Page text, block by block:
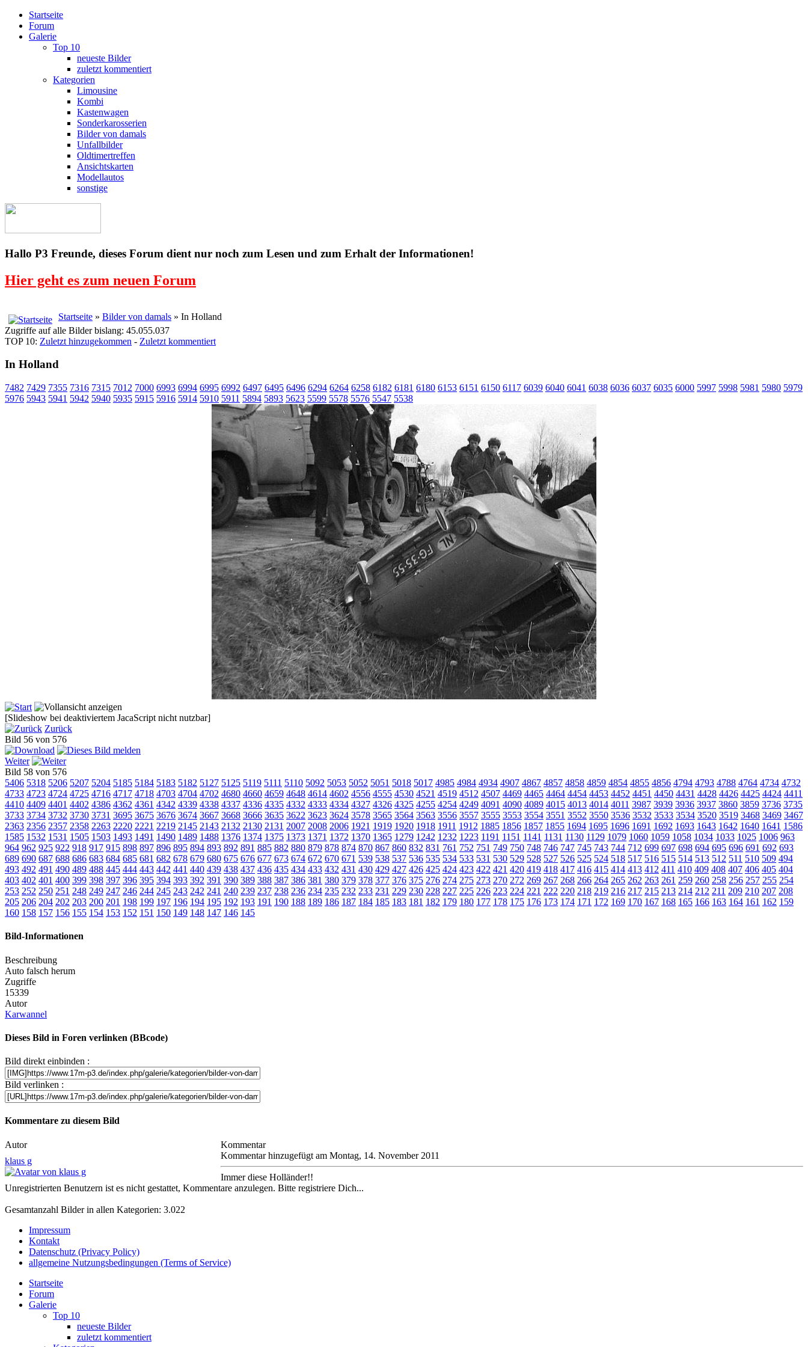
Startseite
Forum
Galerie
Top 10
neueste Bilder
zuletzt kommentiert
Kategorien
Limousine
Kombi
Kastenwagen
Sonderkarosserien
Bilder von damals
Unfallbilder
Oldtimertreffen
Ansichtskarten
Modellautos
sonstige
Hallo P3 Freunde, dieses Forum dient nur noch zum Lesen und zum Erhalt der Informationen!
Hier geht es zum neuen Forum
Startseite » Bilder von damals » In Holland
Zugriffe auf alle Bilder bislang: 45.055.037
TOP 10: Zuletzt hinzugekommen - Zuletzt kommentiert
In Holland
7482 7429 7355 7316 7315 7012 7000 6993 6994 6995 6992 6497 6495 6496 6294 6264 6258 6182 6181 6180 6153 6151 6150 6117 6039 6040 6041 6038 6036 6037 6035 6000 5997 5998 5981 5980 5979
5976 5943 5941 5942 5940 5935 5915 5916 5914 5910 5911 5894 5893 5623 5599 5578 5576 5547 5538
[Slideshow bei deaktiviertem JacaScript nicht nutzbar]
Zurück
Bild 56 von 576
Weiter
Bild 58 von 576
5406 5318 5206 5207 5204 5185 5184 5183 5182 5127 5125 5119 5111 5110 5092 5053 5052 5051 5018 5017 4985 4984 4934 4907 4867 4857 4858 4859 4854 4855 4856 4794 4793 4788 4764 4734 4732
4733 4723 4724 4725 4716 4717 4718 4703 4704 4702 4680 4660 4659 4648 4614 4602 4556 4555 4530 4521 4519 4512 4507 4469 4465 4464 4454 4453 4452 4451 4450 4431 4428 4426 4425 4424 4411
4410 4409 4401 4402 4386 4362 4361 4342 4339 4338 4337 4336 4335 4332 4333 4334 4327 4326 4325 4255 4254 4249 4091 4090 4089 4015 4013 4014 4011 3987 3939 3936 3937 3860 3859 3736 3735
3733 3734 3732 3730 3731 3695 3675 3676 3674 3667 3668 3666 3635 3622 3623 3624 3578 3565 3564 3563 3556 3557 3555 3553 3554 3551 3552 3550 3536 3532 3533 3534 3520 3519 3468 3469 3467
2363 2356 2357 2358 2263 2220 2221 2219 2145 2143 2132 2130 2131 2007 2008 2006 1921 1919 1920 1918 1911 1912 1885 1856 1857 1855 1694 1695 1696 1691 1692 1693 1643 1642 1640 1641 1586
1585 1532 1531 1505 1503 1493 1491 1490 1489 1488 1376 1374 1375 1373 1371 1372 1370 1365 1279 1242 1232 1223 1191 1151 1141 1131 1130 1129 1079 1060 1059 1058 1034 1033 1025 1006 963
964 962 925 922 918 917 915 898 897 896 895 894 893 892 891 885 882 880 879 878 874 870 867 860 832 831 761 752 751 749 750 748 746 747 745 743 744 712 699 697 698 694 695 696 691 692 693
689 690 687 688 686 683 684 685 681 682 678 679 680 675 676 677 673 674 672 670 671 539 538 537 536 535 534 533 531 530 529 528 527 526 525 524 518 517 516 515 514 513 512 511 510 509 494
493 492 491 490 489 488 445 444 443 442 441 440 439 438 437 436 435 434 433 432 431 430 429 427 426 425 424 423 422 421 420 419 418 417 416 415 414 413 412 411 410 409 408 407 406 405 404
403 402 401 400 399 398 397 396 395 394 393 392 391 390 389 388 387 386 381 380 379 378 377 376 375 276 274 275 273 270 272 269 267 268 266 264 265 262 263 261 259 260 258 256 257 255 254
253 252 250 251 248 249 247 246 244 245 243 242 241 240 239 237 238 236 234 235 232 233 231 229 230 228 227 225 226 223 224 221 222 220 218 219 216 217 215 213 214 212 211 209 210 207 208
205 206 204 202 203 200 201 198 199 197 196 194 195 192 193 191 190 188 189 186 187 184 185 183 181 182 179 180 177 178 175 176 173 174 171 172 169 170 167 168 165 166 163 164 161 162 159
160 158 157 156 155 154 153 152 151 150 149 148 147 146 145
Bild-Informationen
Beschreibung
Auto falsch herum
Zugriffe
15339
Autor
Karwannel
Dieses Bild in Foren verlinken (BBcode)
Bild direkt einbinden :
Bild verlinken :
Kommentare zu diesem Bild
Autor
Kommentar
klaus g
Kommentar hinzugefügt am Montag, 14. November 2011
Immer diese Holländer!!
Unregistrierten Benutzern ist es nicht gestattet, Kommentare anzulegen. Bitte registriere Dich...
Gesamtanzahl Bilder in allen Kategorien: 3.022
Impressum
Kontakt
Datenschutz (Privacy Policy)
allgemeine Nutzungsbedingungen (Terms of Service)
Startseite
Forum
Galerie
Top 10
neueste Bilder
zuletzt kommentiert